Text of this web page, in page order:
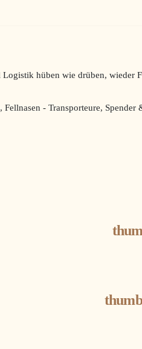
hüben wie drüben, wieder
- Transporteure,